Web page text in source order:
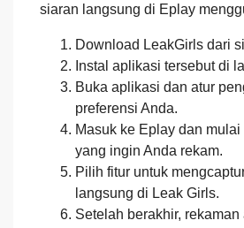
siaran langsung di Eplay
Download LeakGirls dari
Instal aplikasi tersebut di
Buka aplikasi dan atur
preferensi Anda.
Masuk ke Eplay dan
yang ingin Anda rekam.
Pilih fitur untuk
langsung di Leak Girls.
Setelah berakhir,